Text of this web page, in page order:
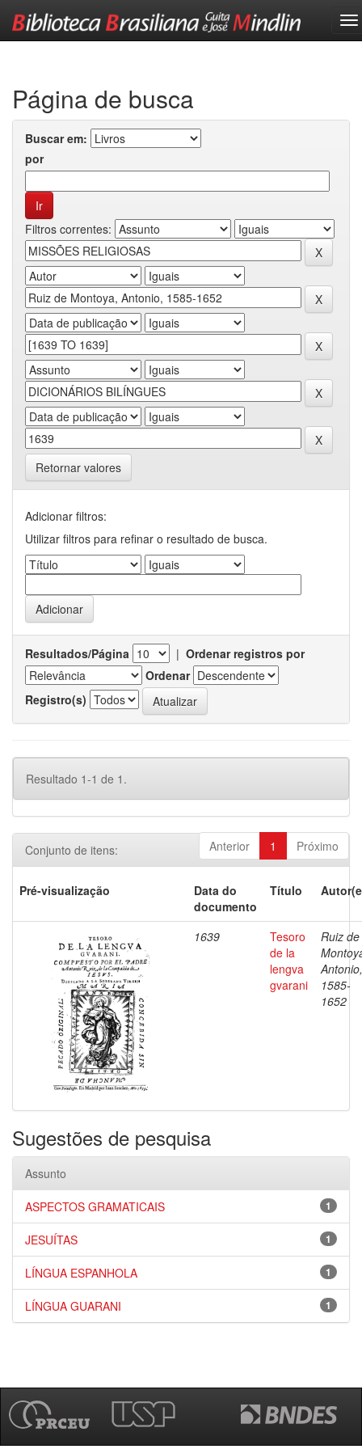
Página de busca
Buscar em:
por
Filtros correntes:
Retornar valores
Adicionar filtros:
Utilizar filtros para refinar o resultado de busca.
Resultados/Página | Ordenar registros por
Ordenar
Registro(s)
Resultado 1-1 de 1.
Anterior 1 Próximo
Conjunto de itens:
Pré-visualização
Data do
documento
Título
1639
Tesoro
de la
lengva
gvarani
Ruiz de
Antonio,
1585-
1652
Sugestões de pesquisa
Assunto
1
ASPECTOS GRAMATICAIS
1
JESUÍTAS
1
LÍNGUA ESPANHOLA
1
LÍNGUA GUARANI